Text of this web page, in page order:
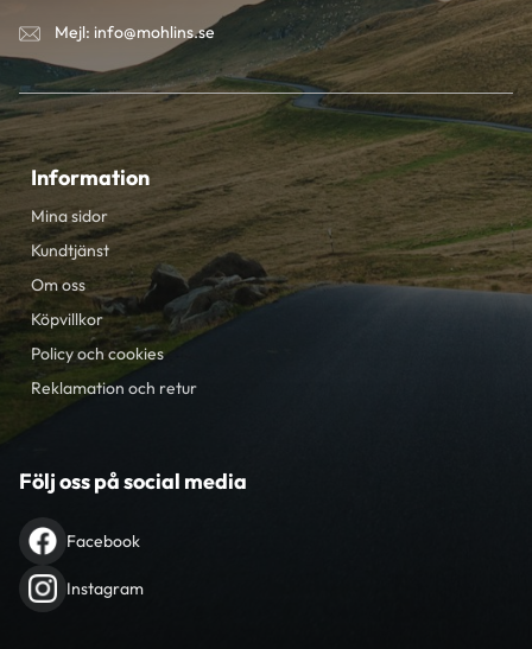
Mejl: info@mohlins.se
Information
Mina sidor
Kundtjänst
Om oss
Köpvillkor
Policy och cookies
Reklamation och retur
Följ oss på social media
Facebook
Instagram